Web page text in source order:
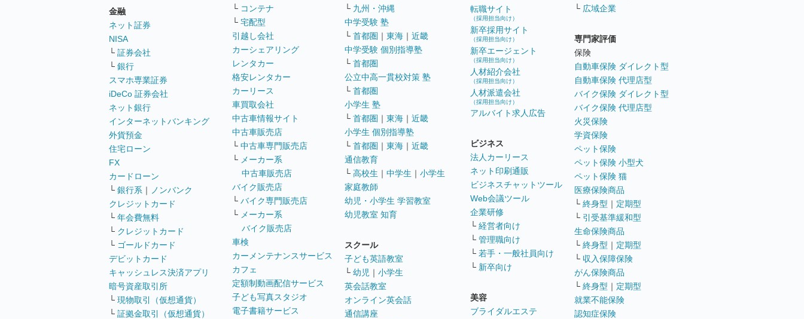
金融
ネット証券
NISA
└ 証券会社
└ 銀行
スマホ専業証券
iDeCo 証券会社
ネット銀行
インターネットバンキング
外貨預金
住宅ローン
FX
カードローン
└ 銀行系 ｜
ノンバンク
クレジットカード
└ 年会費無料
└ クレジットカード
└ ゴールドカード
デビットカード
キャッシュレス決済アプリ
暗号資産取引所
└ 現物取引（仮想通貨）
└ 証拠金取引（仮想通貨）
└ コンテナ
└ 宅配型
引越し会社
カーシェアリング
レンタカー
格安レンタカー
カーリース
車買取会社
中古車情報サイト
中古車販売店
└ 中古車専門販売店
└ メーカー系
中古車販売店
バイク販売店
└ バイク専門販売店
└ メーカー系
バイク販売店
車検
カーメンテナンスサービス
カフェ
定額制動画配信サービス
子ども写真スタジオ
電子書籍サービス
└ 九州・沖縄
中学受験 塾
└ 首都圏 ｜ 東海 ｜ 近畿
中学受験 個別指導塾
└ 首都圏
公立中高一貫校対策 塾
└ 首都圏
小学生 塾
└ 首都圏 ｜ 東海 ｜ 近畿
小学生 個別指導塾
└ 首都圏 ｜ 東海 ｜ 近畿
通信教育
└ 高校生 ｜ 中学生 ｜ 小学生
家庭教師
幼児・小学生 学習教室
幼児教室 知育
スクール
子ども英語教室
└ 幼児 ｜ 小学生
英会話教室
オンライン英会話
通信講座
転職サイト
（採用担当向け）
新卒採用サイト
（採用担当向け）
新卒エージェント
（採用担当向け）
人材紹介会社
（採用担当向け）
人材派遣会社
（採用担当向け）
アルバイト求人広告
ビジネス
法人カーリース
ネット印刷通販
ビジネスチャットツール
Web会議ツール
企業研修
└ 経営者向け
└ 管理職向け
└ 若手・一般社員向け
└ 新卒向け
美容
ブライダルエステ
└ 広域企業
専門家評価
保険
自動車保険 ダイレクト型
自動車保険 代理店型
バイク保険 ダイレクト型
バイク保険 代理店型
火災保険
学資保険
ペット保険
ペット保険 小型犬
ペット保険 猫
医療保険商品
└ 終身型 ｜ 定期型
└ 引受基準緩和型
生命保険商品
└ 終身型 ｜ 定期型
└ 収入保障保険
がん保険商品
└ 終身型 ｜ 定期型
就業不能保険
認知症保険